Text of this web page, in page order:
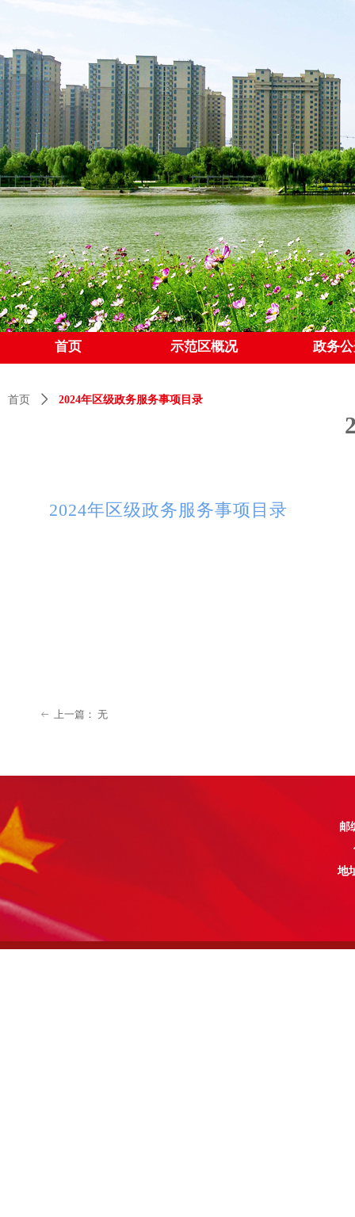
首页 示范区概况 政务
首页 ꄲ 2024年区级政务服务事项目录
2024年区级政务服务事项目录
ꂃ 上一篇： 无
邮
地